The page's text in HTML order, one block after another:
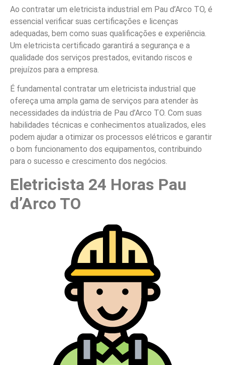
Ao contratar um eletricista industrial em Pau d’Arco TO, é
essencial verificar suas certificações e licenças
adequadas, bem como suas qualificações e experiência.
Um eletricista certificado garantirá a segurança e a
qualidade dos serviços prestados, evitando riscos e
prejuízos para a empresa.
É fundamental contratar um eletricista industrial que
ofereça uma ampla gama de serviços para atender às
necessidades da indústria de Pau d’Arco TO. Com suas
habilidades técnicas e conhecimentos atualizados, eles
podem ajudar a otimizar os processos elétricos e garantir
o bom funcionamento dos equipamentos, contribuindo
para o sucesso e crescimento dos negócios.
Eletricista 24 Horas Pau
d’Arco TO